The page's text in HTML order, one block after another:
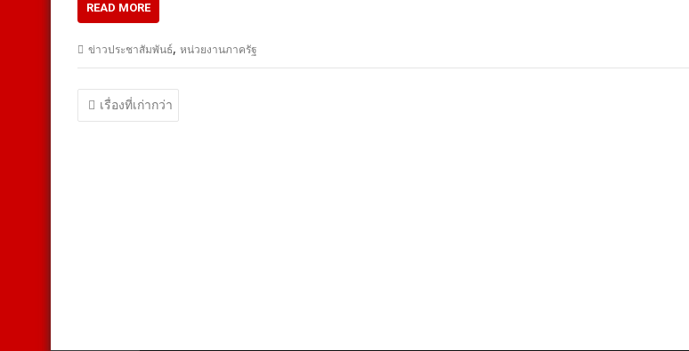
READ MORE
ข่าวประชาสัมพันธ์, หน่วยงานภาครัฐ
แนะแนว
เรื่อง
เรื่องที่เก่ากว่า